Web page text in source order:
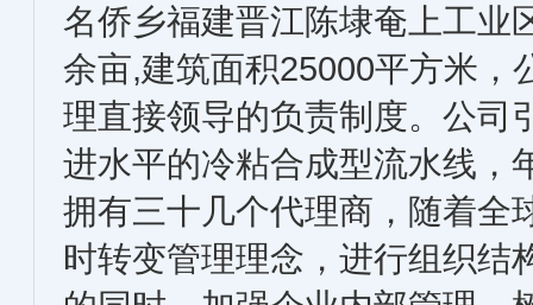
名侨乡福建晋江陈埭奄上工业
余亩,建筑面积25000平方米，
理直接领导的负责制度。公司
进水平的冷粘合成型流水线，
拥有三十几个代理商，随着全
时转变管理理念，进行组织结